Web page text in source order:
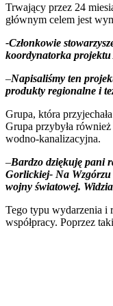
Trwający przez 24
głównym celem jest
-Członkowie
koordynatorka
–Napisaliśmy ten
produkty regionalne i
Grupa, która
Grupa przybyła
wodno-kanalizacyjna.
–Bardzo dziękuję pani
Gorlickiej- Na Wzgórzu
wojny światowej.
Tego typu wydarzenia i
współpracy. Poprzez